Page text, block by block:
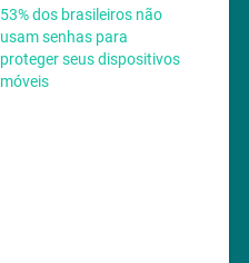
53% dos brasileiros não
usam senhas para
proteger seus dispositivos
móveis